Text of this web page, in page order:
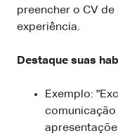
preencher o CV
experiência.
Destaque suas
Exemplo:
comunicação